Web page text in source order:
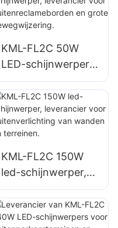
opslagruimteverlich
ting.
KML-FL2C 50W
LED-schijnwerper,
leverancier voor
buitenreclamebord
en en grote
bewegwijzering.
KML-FL2C 150W
led-schijnwerper,
leverancier voor
buitenverlichting
van wanden en